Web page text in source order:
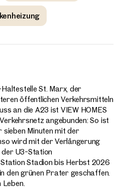
St. Marx, der
öffentlichen Verkehrsmitteln
an die A23 ist VIEW HOMES
angebunden: So ist
Minuten mit der
wird mit der Verlängerung
der U3-Station
Stadion bis Herbst 2026
den grünen Prater geschaffen.